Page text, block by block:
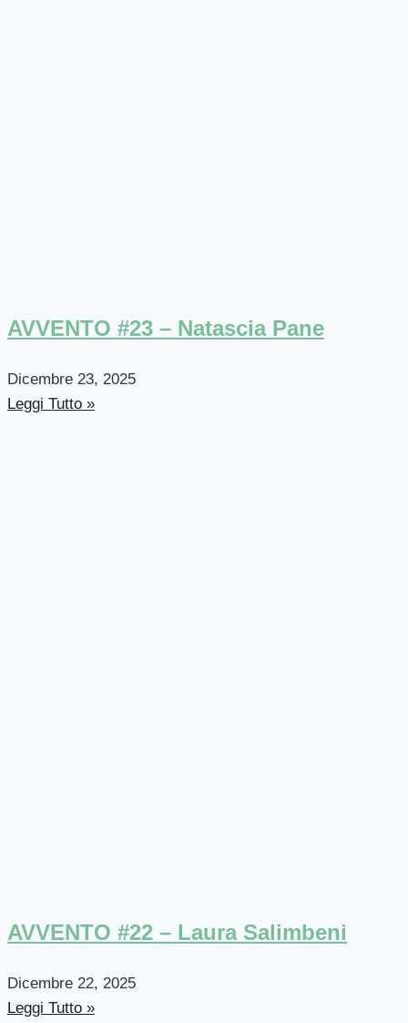
AVVENTO #23 – Natascia Pane
Dicembre 23, 2025
Leggi Tutto »
AVVENTO #22 – Laura Salimbeni
Dicembre 22, 2025
Leggi Tutto »